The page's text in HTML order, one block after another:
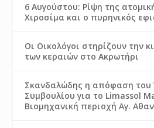
6 Αυγούστου: Ρίψη της
Χιροσίμα και ο πυρηνικός
Οι Οικολόγοι στηρίζουν την
των κεραιών στο Ακρωτήρι
Σκανδαλώδης η απόφαση του
Συμβουλίου για το Limassol
Βιομηχανική περιοχή Αγ.